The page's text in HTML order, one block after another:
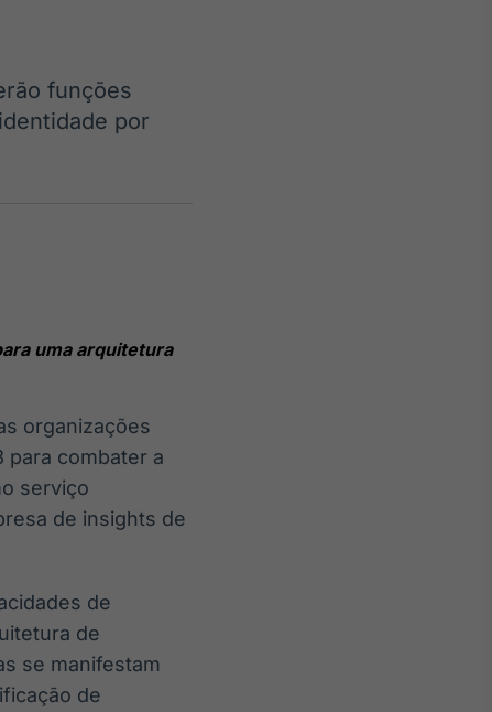
funções
por
uma arquitetura
organizações
para combater a
serviço
de insights de
de
de
se manifestam
de